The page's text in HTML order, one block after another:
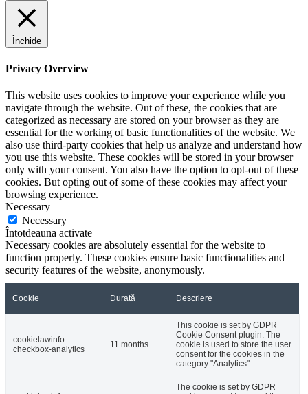
Închide
Privacy Overview
This website uses cookies to improve your experience while you
navigate through the website. Out of these, the cookies that are
categorized as necessary are stored on your browser as they are
essential for the working of basic functionalities of the website. We
also use third-party cookies that help us analyze and understand how
you use this website. These cookies will be stored in your browser
only with your consent. You also have the option to opt-out of these
cookies. But opting out of some of these cookies may affect your
browsing experience.
Necessary
Necessary
Întotdeauna activate
Necessary cookies are absolutely essential for the website to
function properly. These cookies ensure basic functionalities and
security features of the website, anonymously.
Cookie Durată Descriere
cookielawinfo-
checkbox-analytics
11 months
This cookie is set by GDPR
Cookie Consent plugin. The
cookie is used to store the user
consent for the cookies in the
category "Analytics".
The cookie is set by GDPR